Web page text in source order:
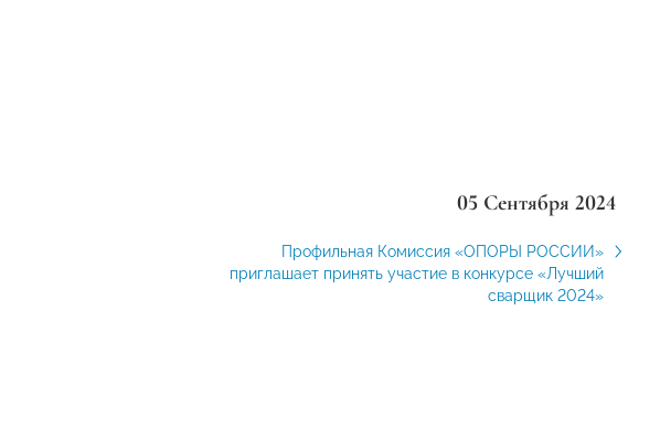
05 Сентября 2024
Профильная Комиссия «ОПОРЫ РОССИИ»
приглашает принять участие в конкурсе «Лучший
сварщик 2024»